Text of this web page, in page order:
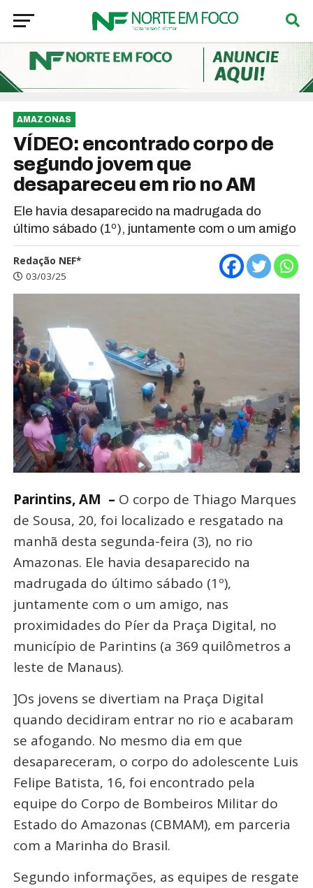
AMAZONAS
VÍDEO: encontrado corpo de
segundo jovem que
desapareceu em rio no AM
Ele havia desaparecido na madrugada do
último sábado (1º), juntamente com o um amigo
Redação NEF*
03/03/25
Parintins, AM – O corpo de Thiago Marques
de Sousa, 20, foi localizado e resgatado na
manhã desta segunda-feira (3), no rio
Amazonas. Ele havia desaparecido na
madrugada do último sábado (1º),
juntamente com o um amigo, nas
proximidades do Píer da Praça Digital, no
município de Parintins (a 369 quilômetros a
leste de Manaus).
]Os jovens se divertiam na Praça Digital
quando decidiram entrar no rio e acabaram
se afogando. No mesmo dia em que
desapareceram, o corpo do adolescente Luis
Felipe Batista, 16, foi encontrado pela
equipe do Corpo de Bombeiros Militar do
Estado do Amazonas (CBMAM), em parceria
com a Marinha do Brasil.
Segundo informações, as equipes de resgate